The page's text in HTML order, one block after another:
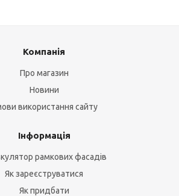
Компанія
Про магазин
Новини
використання сайту
Інформація
рамкових фасадів
Як зареєструватися
Як придбати